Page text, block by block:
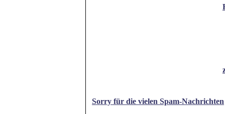
Sorry für die vielen Spam-Nachrichten